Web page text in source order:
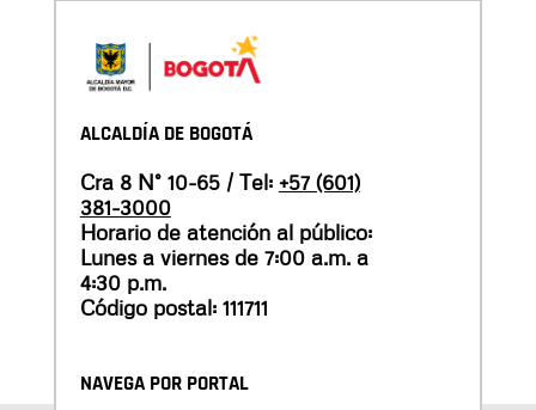
ALCALDÍA DE BOGOTÁ
Cra 8 N° 10-65 / Tel: +57 (601)
381-3000
Horario de atención al público:
Lunes a viernes de 7:00 a.m. a
4:30 p.m.
Código postal: 111711
NAVEGA POR PORTAL